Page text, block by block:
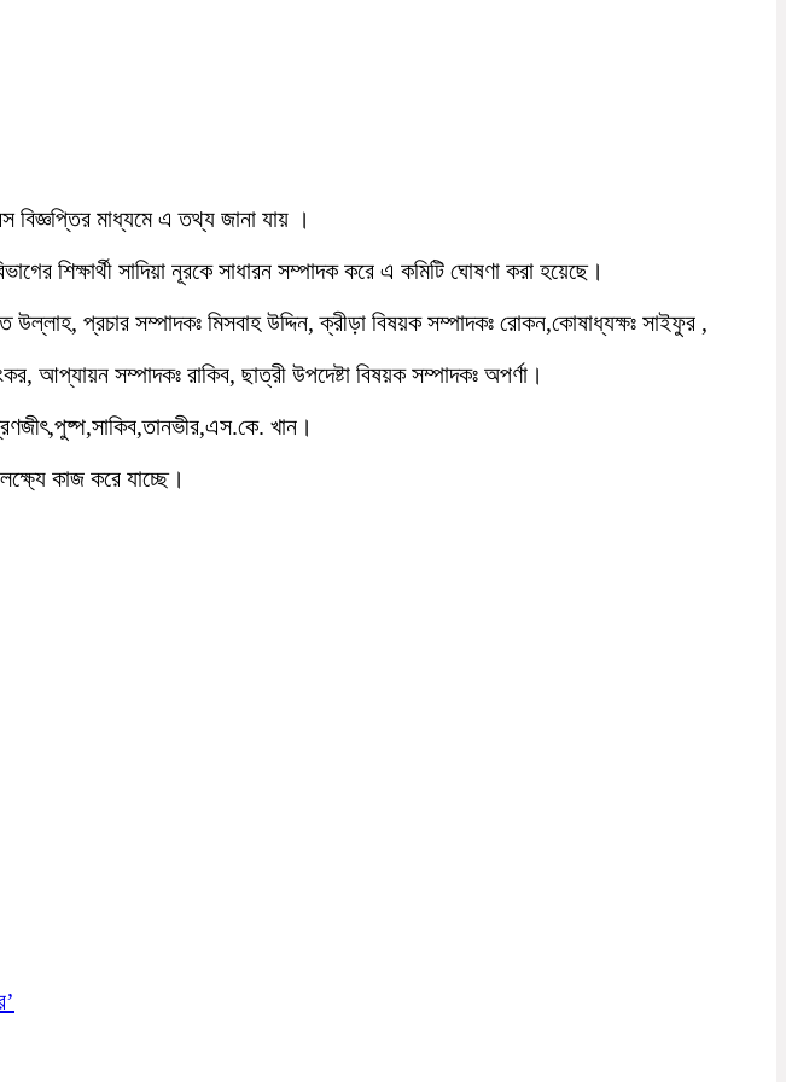
বিজ্ঞপ্তির মাধ্যমে এ তথ্য জানা যায় ।
শিক্ষার্থী সাদিয়া নূরকে সাধারন সম্পাদক করে এ কমিটি ঘোষণা করা হয়েছে।
প্রচার সম্পাদকঃ মিসবাহ উদ্দিন, ক্রীড়া বিষয়ক সম্পাদকঃ রোকন,কোষাধ্যক্ষঃ সাইফুর ,
আপ্যায়ন সম্পাদকঃ রাকিব, ছাত্রী উপদেষ্টা বিষয়ক সম্পাদকঃ অপর্ণা।
খান।
কাজ করে যাচ্ছে।